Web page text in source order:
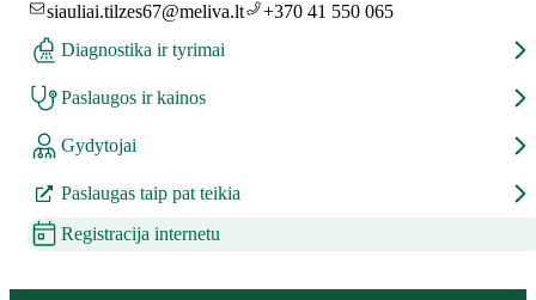
siauliai.tilzes67@meliva.lt
+370 41 550 065
Diagnostika ir tyrimai
Paslaugos ir kainos
Gydytojai
Paslaugas taip pat teikia
Registracija internetu